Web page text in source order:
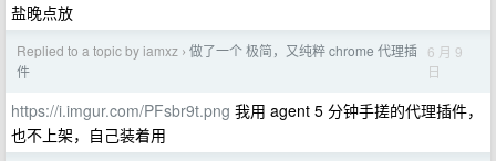
盐晚点放
Replied to a topic by iamxz › 做了一个 极简，又纯粹 chrome 代理插
件
6 月 9
日
https://i.imgur.com/PFsbr9t.png 我用 agent 5 分钟手搓的代理插件，
也不上架，自己装着用